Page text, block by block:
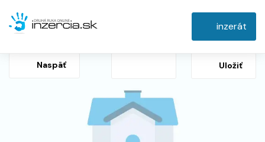
inzerát
Naspäť Uložiť